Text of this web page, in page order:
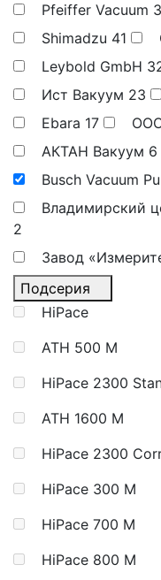
Pfeiffer Vacuum
Shimadzu 41
Leybold GmbH
Ист Вакуум 23
Ebara 17
АКТАН Вакуум 6
Busch Vacuum
Владимирский
2
Завод
Подсерия
HiPace
ATH 500 M
HiPace 2300
ATH 1600 M
HiPace 2300
HiPace 300 M
HiPace 700 M
HiPace 800 M